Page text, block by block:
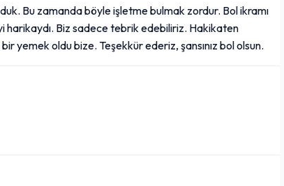
Bu zamanda böyle işletme bulmak zordur. Bol ikramı
harikaydı. Biz sadece tebrik edebiliriz. Hakikaten
yemek oldu bize. Teşekkür ederiz, şansınız bol olsun.